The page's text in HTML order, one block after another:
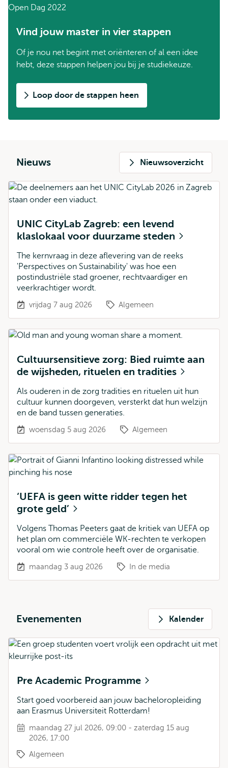
Vind jouw master in vier stappen
Of je nou net begint met oriënteren of al een idee
hebt, deze stappen helpen jou bij je studiekeuze.
Loop door de stappen heen
Nieuws Nieuwsoverzicht
UNIC CityLab Zagreb: een levend
klaslokaal voor duurzame steden
The kernvraag in deze aflevering van de reeks
'Perspectives on Sustainability' was hoe een
postindustriële stad groener, rechtvaardiger en
veerkrachtiger wordt.
vrijdag 7 aug 2026 Algemeen
Cultuursensitieve zorg: Bied ruimte aan
de wijsheden, rituelen en tradities
Als ouderen in de zorg tradities en rituelen uit hun
cultuur kunnen doorgeven, versterkt dat hun welzijn
en de band tussen generaties.
woensdag 5 aug 2026 Algemeen
‘UEFA is geen witte ridder tegen het
grote geld’
Volgens Thomas Peeters gaat de kritiek van UEFA op
het plan om commerciële WK-rechten te verkopen
vooral om wie controle heeft over de organisatie.
maandag 3 aug 2026 In de media
Evenementen Kalender
Pre Academic Programme
Start goed voorbereid aan jouw bacheloropleiding
aan Erasmus Universiteit Rotterdam!
maandag 27 jul 2026, 09:00 - zaterdag 15 aug
2026, 17:00
Algemeen